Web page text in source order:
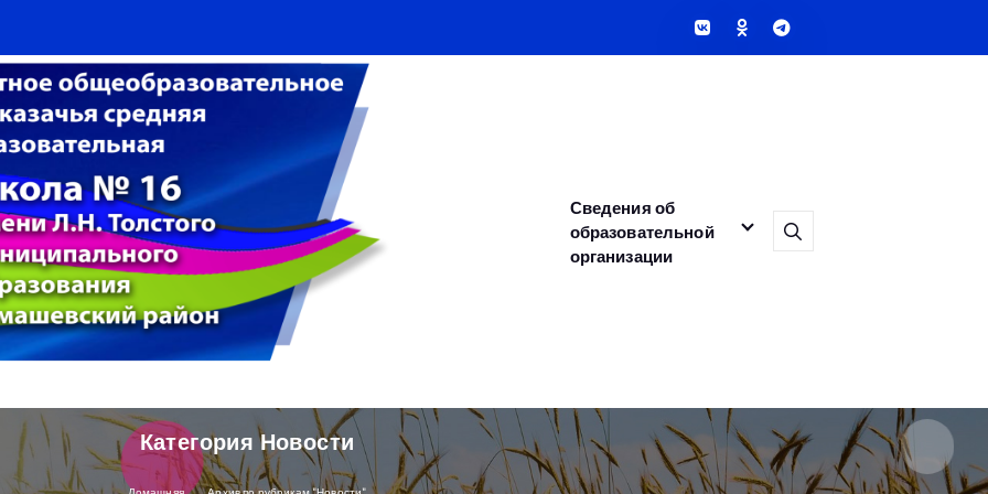
Сведения об
образовательной
организации
Категория Новости